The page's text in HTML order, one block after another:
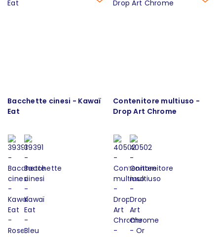
Bacchette cinesi - Kawaï
Eat
Contenitore multiuso -
Drop Art Chrome